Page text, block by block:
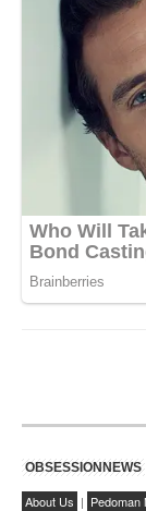
OBSESSIONNEWS
About Us | Pedoman